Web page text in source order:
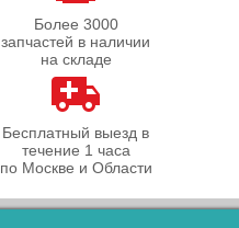
Более 3000
запчастей в наличии
на складе
Бесплатный выезд в
течение 1 часа
по Москве и Области